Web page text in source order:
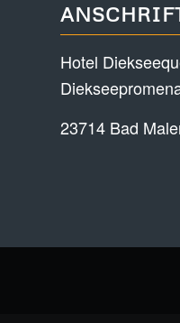
Hotel
23714 Bad